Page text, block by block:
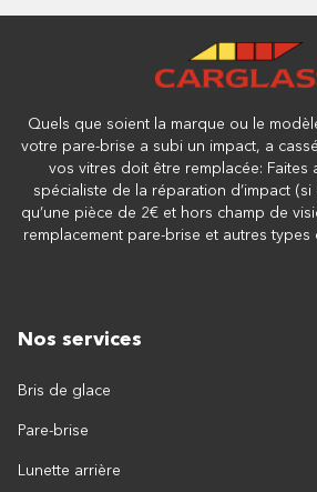
Quels que soient la marque ou le
votre pare-brise a subi un impact, a
vos vitres doit être remplacée: Faites
spécialiste de la réparation d’impact (si
qu’une pièce de 2€ et hors champ de
remplacement pare-brise et autres
Nos services
Bris de glace
Pare-brise
Lunette arrière